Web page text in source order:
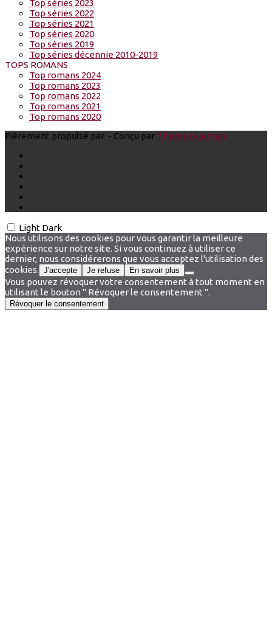
Top séries 2023
Top séries 2022
Top séries 2021
Top séries 2020
Top séries 2019
Top séries décennie 2010-2019
TOPS ROMANS
Top romans 2024
Top romans 2023
Top romans 2022
Top romans 2021
Top romans 2020
Fièrement propulsé par - Conçu par Thème Hueman
Light Dark
Nous utilisons des cookies pour vous garantir la meilleure
expérience sur notre site. Si vous continuez à utiliser ce
dernier, nous considérerons que vous acceptez l'utilisation des
cookies. J'accepte Je refuse En savoir plus
Vous pouvez révoquer votre consentement à tout moment en
utilisant le bouton " Révoquer le consentement ".
Révoquer le consentement